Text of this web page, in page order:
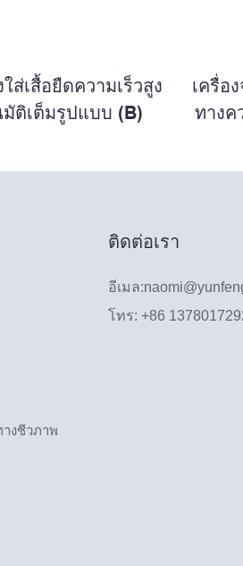
ส่เสื้อยืดความเร็วสูง
ติเต็มรูปแบบ (B)
เครื่อ
ทางค
งชีวภาพ
ติดต่อเรา
อีเมล:
โทร: +86